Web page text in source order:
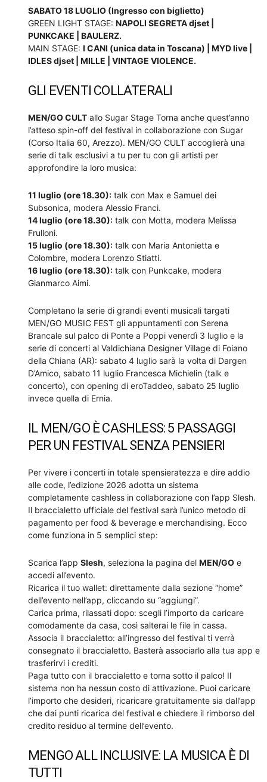
SABATO 18 LUGLIO (Ingresso con biglietto)
GREEN LIGHT STAGE: NAPOLI SEGRETA djset |
PUNKCAKE | BAULERZ.
MAIN STAGE: I CANI (unica data in Toscana) | MYD live |
IDLES djset | MILLE | VINTAGE VIOLENCE.
GLI EVENTI COLLATERALI
MEN/GO CULT allo Sugar Stage Torna anche quest’anno
l’atteso spin-off del festival in collaborazione con Sugar
(Corso Italia 60, Arezzo). MEN/GO CULT accoglierà una
serie di talk esclusivi a tu per tu con gli artisti per
approfondire la loro musica:
11 luglio (ore 18.30): talk con Max e Samuel dei
Subsonica, modera Alessio Franci.
14 luglio (ore 18.30): talk con Motta, modera Melissa
Frulloni.
15 luglio (ore 18.30): talk con Maria Antonietta e
Colombre, modera Lorenzo Stiatti.
16 luglio (ore 18.30): talk con Punkcake, modera
Gianmarco Aimi.
Completano la serie di grandi eventi musicali targati
MEN/GO MUSIC FEST gli appuntamenti con Serena
Brancale sul palco di Ponte a Poppi venerdì 3 luglio e la
serie di concerti al Valdichiana Designer Village di Foiano
della Chiana (AR): sabato 4 luglio sarà la volta di Dargen
D’Amico, sabato 11 luglio Francesca Michielin (talk e
concerto), con opening di eroTaddeo, sabato 25 luglio
invece quella di Ernia.
IL MEN/GO È CASHLESS: 5 PASSAGGI
PER UN FESTIVAL SENZA PENSIERI
Per vivere i concerti in totale spensieratezza e dire addio
alle code, l’edizione 2026 adotta un sistema
completamente cashless in collaborazione con l’app Slesh.
Il braccialetto ufficiale del festival sarà l’unico metodo di
pagamento per food & beverage e merchandising. Ecco
come funziona in 5 semplici step:
Scarica l’app Slesh, seleziona la pagina del MEN/GO e
accedi all’evento.
Ricarica il tuo wallet: direttamente dalla sezione “home”
dell’evento nell’app, cliccando su “aggiungi”.
Carica prima, rilassati dopo: scegli l’importo da caricare
comodamente da casa, così salterai le file in cassa.
Associa il braccialetto: all’ingresso del festival ti verrà
consegnato il braccialetto. Basterà associarlo alla tua app e
trasferirvi i crediti.
Paga tutto con il braccialetto e torna sotto il palco! Il
sistema non ha nessun costo di attivazione. Puoi caricare
l’importo che desideri, ricaricare gratuitamente sia dall’app
che dai punti ricarica del festival e chiedere il rimborso del
credito residuo al termine dell’evento.
MENGO ALL INCLUSIVE: LA MUSICA È DI
TUTTI